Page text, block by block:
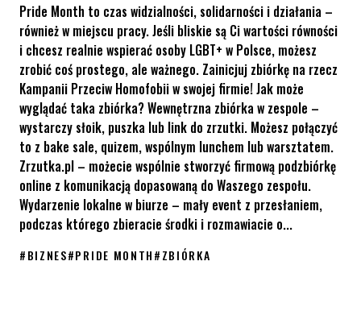
Pride Month to czas widzialności, solidarności i działania –
również w miejscu pracy. Jeśli bliskie są Ci wartości równości
i chcesz realnie wspierać osoby LGBT+ w Polsce, możesz
zrobić coś prostego, ale ważnego. Zainicjuj zbiórkę na rzecz
Kampanii Przeciw Homofobii w swojej firmie! Jak może
wyglądać taka zbiórka? Wewnętrzna zbiórka w zespole –
wystarczy słoik, puszka lub link do zrzutki. Możesz połączyć
to z bake sale, quizem, wspólnym lunchem lub warsztatem.
Zrzutka.pl – możecie wspólnie stworzyć firmową podzbiórkę
online z komunikacją dopasowaną do Waszego zespołu.
Wydarzenie lokalne w biurze – mały event z przesłaniem,
podczas którego zbieracie środki i rozmawiacie o...
#BIZNES#PRIDE MONTH#ZBIÓRKA